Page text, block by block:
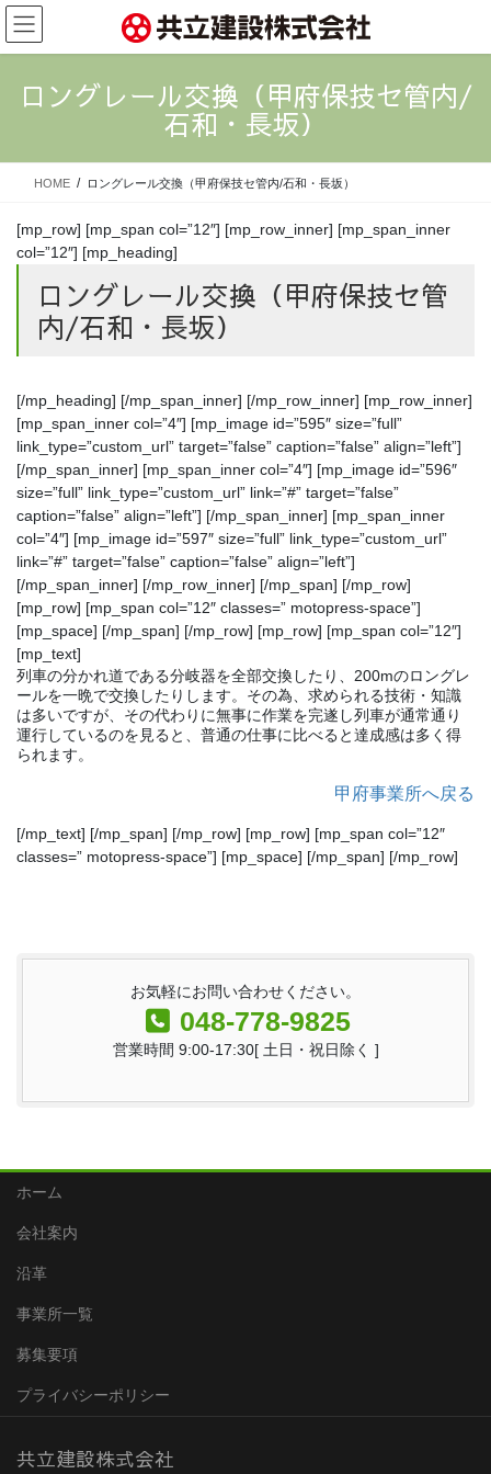
コ
ン
テ
ナ
ビ
ゲ
ロングレール交換（甲府保技セ管内/
石和・長坂）
HOME ロングレール交換（甲府保技セ管内/石和・長坂）
[mp_row] [mp_span col=”12″] [mp_row_inner] [mp_span_inner
col=”12″] [mp_heading]
ロングレール交換（甲府保技セ管
内/石和・長坂）
[/mp_heading] [/mp_span_inner] [/mp_row_inner] [mp_row_inner]
[mp_span_inner col=”4″] [mp_image id=”595″ size=”full”
link_type=”custom_url” target=”false” caption=”false” align=”left”]
[/mp_span_inner] [mp_span_inner col=”4″] [mp_image id=”596″
size=”full” link_type=”custom_url” link=”#” target=”false”
caption=”false” align=”left”] [/mp_span_inner] [mp_span_inner
col=”4″] [mp_image id=”597″ size=”full” link_type=”custom_url”
link=”#” target=”false” caption=”false” align=”left”]
[/mp_span_inner] [/mp_row_inner] [/mp_span] [/mp_row]
[mp_row] [mp_span col=”12″ classes=” motopress-space”]
[mp_space] [/mp_span] [/mp_row] [mp_row] [mp_span col=”12″]
[mp_text]
列車の分かれ道である分岐器を全部交換したり、200mのロングレ
ールを一晩で交換したりします。その為、求められる技術・知識
は多いですが、その代わりに無事に作業を完遂し列車が通常通り
運行しているのを見ると、普通の仕事に比べると達成感は多く得
られます。
甲府事業所へ戻る
[/mp_text] [/mp_span] [/mp_row] [mp_row] [mp_span col=”12″
classes=” motopress-space”] [mp_space] [/mp_span] [/mp_row]
お気軽にお問い合わせください。
048-778-9825
営業時間 9:00-17:30[ 土日・祝日除く ]
ホーム
会社案内
沿革
事業所一覧
募集要項
プライバシーポリシー
共立建設株式会社